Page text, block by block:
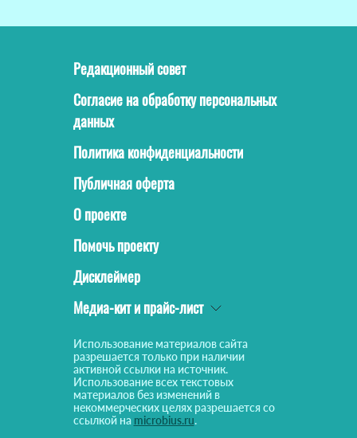
Редакционный совет
Согласие на обработку персональных
данных
Политика конфиденциальности
Публичная оферта
О проекте
Помочь проекту
Дисклеймер
Медиа-кит и прайс-лист
Использование материалов сайта
разрешается только при наличии
активной ссылки на источник.
Использование всех текстовых
материалов без изменений в
некоммерческих целях разрешается со
ссылкой на microbius.ru.